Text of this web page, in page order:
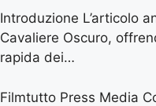
Introduzione L’articolo
Cavaliere Oscuro,
rapida dei…
Filmtutto Press Media